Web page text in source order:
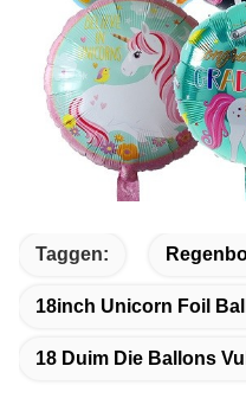
Taggen:
18inch Unicorn Foil
18 Duim Die Ballons